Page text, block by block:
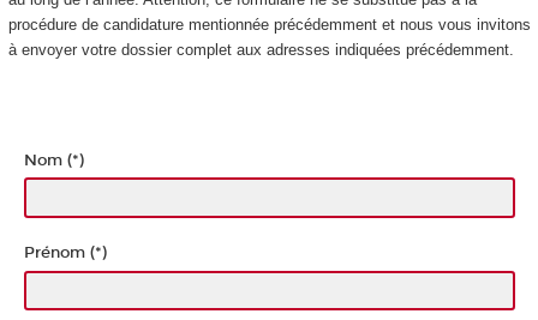
procédure de candidature mentionnée précédemment et nous vous invitons
à envoyer votre dossier complet aux adresses indiquées précédemment.
Nom (*)
Prénom (*)